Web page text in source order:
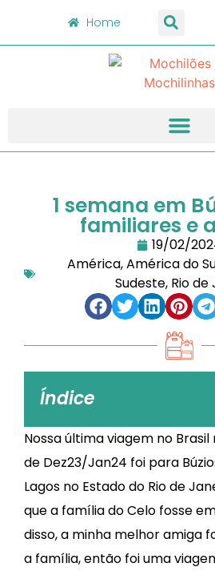
Home
1 semana em
familiares e
19/02/
América,América do
Sudeste, Rio de
Índice
Nossa última viagem no
de Dez23/Jan24 foi para
Lagos no Estado do Rio de
que a família do Celo fosse
disso, a minha melhor amiga
a família, então foi uma